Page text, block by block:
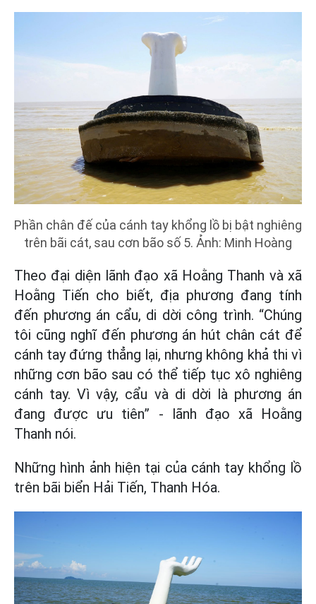
Phần chân đế của cánh tay khổng lồ bị bật nghiêng
trên bãi cát, sau cơn bão số 5. Ảnh: Minh Hoàng
Theo đại diện lãnh đạo xã Hoằng Thanh và xã
Hoằng Tiến cho biết, địa phương đang tính
đến phương án cẩu, di dời công trình. “Chúng
tôi cũng nghĩ đến phương án hút chân cát để
cánh tay đứng thẳng lại, nhưng không khả thi vì
những cơn bão sau có thể tiếp tục xô nghiêng
cánh tay. Vì vậy, cẩu và di dời là phương án
đang được ưu tiên” - lãnh đạo xã Hoằng
Thanh nói.
Những hình ảnh hiện tại của cánh tay khổng lồ
trên bãi biển Hải Tiến, Thanh Hóa.